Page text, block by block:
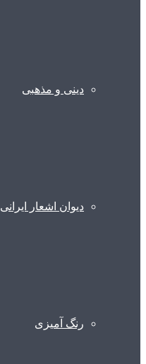
دینی و مذهبی
دیوان اشعار ایرانی
رنگ آمیزی